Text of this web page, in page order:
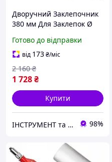
Дворучний Заклепочник
380 мм Для Заклепок Ø
YATO (YT-36095)
Готово до відправки
від 173₴/міс
1 728₴
2 160 ₴
Купити
ІНСТРУМЕНТ та МЕТИЗИ 98%